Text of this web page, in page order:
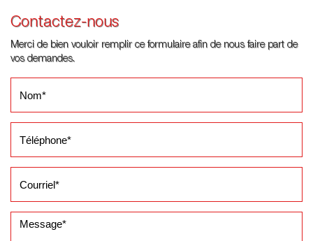
Contactez-nous
Merci de bien vouloir remplir ce formulaire afin de nous faire part de
vos demandes.